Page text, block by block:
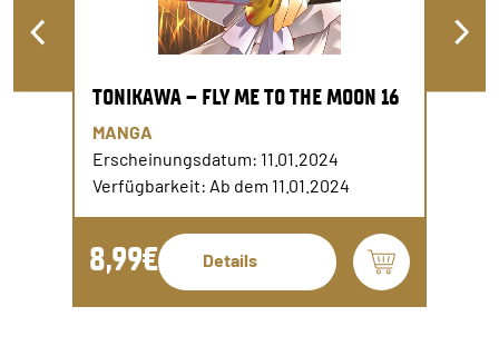
TONIKAWA – FLY ME TO THE MOON 16
MANGA
Erscheinungsdatum: 11.01.2024
Verfügbarkeit: Ab dem 11.01.2024
8,99€ Details